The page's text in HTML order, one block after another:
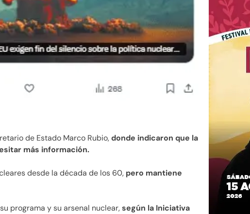
de Estado Marco Rubio,donde indicaron que la
más información.
desde la década de los 60, pero mantiene
programa y su arsenal nuclear,según la Iniciativa